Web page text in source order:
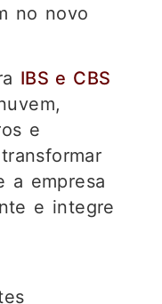
no novo
IBS e CBS
e
a empresa
e integre